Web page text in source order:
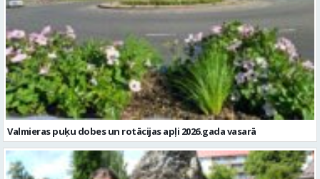
Valmieras puķu dobes un rotācijas apļi 2026.gada vasarā